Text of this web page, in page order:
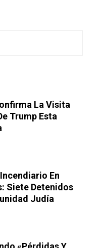
La Visita
Trump Esta
En
Siete Detenidos
Judía